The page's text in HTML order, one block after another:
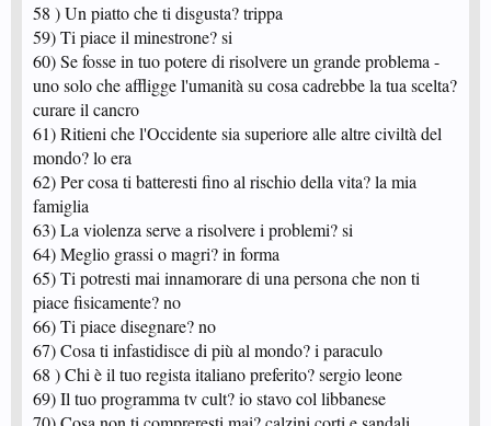
58 ) Un piatto che ti disgusta? trippa
59) Ti piace il minestrone? si
60) Se fosse in tuo potere di risolvere un grande problema -
uno solo che affligge l'umanità su cosa cadrebbe la tua scelta?
curare il cancro
61) Ritieni che l'Occidente sia superiore alle altre civiltà del
mondo? lo era
62) Per cosa ti batteresti fino al rischio della vita? la mia
famiglia
63) La violenza serve a risolvere i problemi? si
64) Meglio grassi o magri? in forma
65) Ti potresti mai innamorare di una persona che non ti
piace fisicamente? no
66) Ti piace disegnare? no
67) Cosa ti infastidisce di più al mondo? i paraculo
68 ) Chi è il tuo regista italiano preferito? sergio leone
69) Il tuo programma tv cult? io stavo col libbanese